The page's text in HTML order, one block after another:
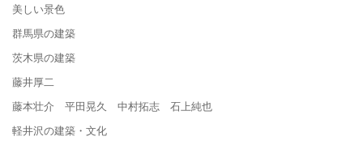
美しい景色
群馬県の建築
茨木県の建築
藤井厚二
藤本壮介 平田晃久 中村拓志 石上純也
軽井沢の建築・文化